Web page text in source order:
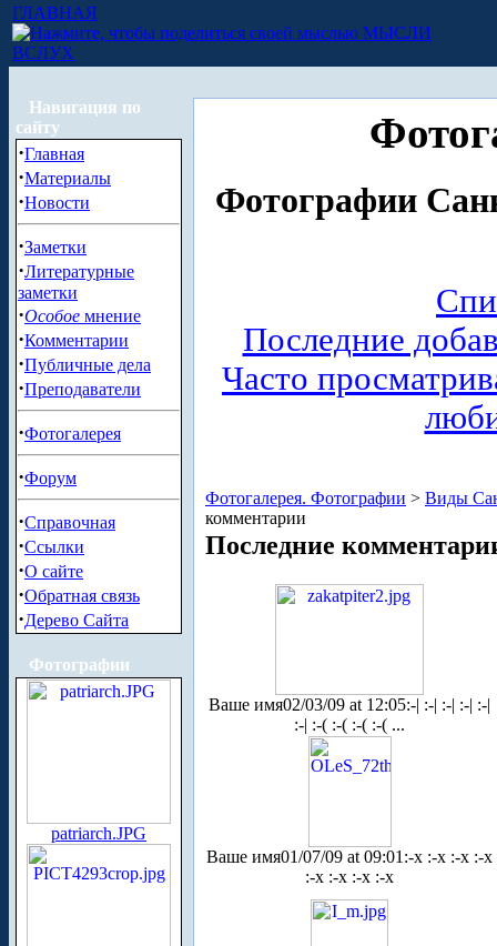
ГЛАВНАЯ
МЫСЛИ
ВСЛУХ
Навигация по
сайту
·Главная
·Материалы
·Новости
·Заметки
·Литературные
заметки
·Особое мнение
·Комментарии
·Публичные дела
·Преподаватели
·Фотогалерея
·Форум
·Справочная
·Ссылки
·О сайте
·Обратная связь
·Дерево Сайта
Фотографии
patriarch.JPG
Фотографии
Последние
Часто
Фотогалерея. Фотографии > Виды
комментарии
Последние
Ваше имя02/03/09 at 12:05:-| :-| :-| :-| :-|
:-| :-( :-( :-( :-( ...
Ваше имя01/07/09 at 09:01 :-x :-x :-x :-x
:-x :-x :-x :-x